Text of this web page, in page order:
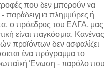
που δεν μπορούν να
παράδειγμα πλημμύρες ή
ο πρόεδρος του ΕΛΓΑ, μας
είναι παγκόσμια. Κανένας
προϊόντων δεν ασφαλίζει
ένα πρόγραμμα το
Ένωση - παρόλο που